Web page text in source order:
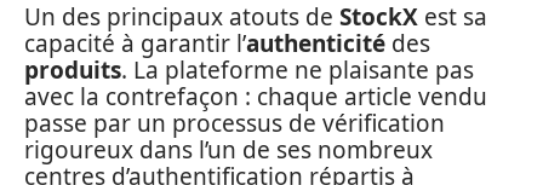
Un des principaux atouts de StockX est sa
capacité à garantir l’authenticité des
produits. La plateforme ne plaisante pas
avec la contrefaçon : chaque article vendu
passe par un processus de vérification
rigoureux dans l’un de ses nombreux
centres d’authentification répartis à